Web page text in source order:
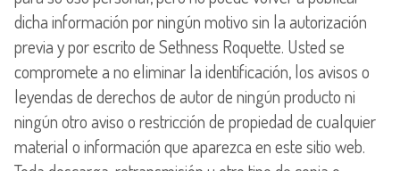
dicha información por ningún motivo sin la autorización
previa y por escrito de Sethness Roquette. Usted se
compromete a no eliminar la identificación, los avisos o
leyendas de derechos de autor de ningún producto ni
ningún otro aviso o restricción de propiedad de cualquier
material o información que aparezca en este sitio web.